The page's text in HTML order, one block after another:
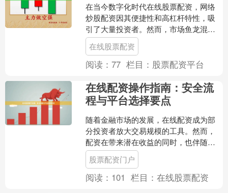
在当今数字化时代在线股票配资，网络
炒股配资因其便捷性和高杠杆特性，吸
引了大量投资者。然而，市场鱼龙混
杂，如何选择安全平台并做好风险控
制，成为每位配资者必须掌握的....
在线股票配资
阅读：77 栏目： 股票配资平台
在线配资操作指南：安全流
程与平台选择要点
随着金融市场的发展，在线配资成为部
分投资者放大交易规模的工具。然而，
配资在带来潜在收益的同时，也伴随着
显著风险。本文将为您提供一份安全的
在线配资操作指南，并重点....
股票配资门户
阅读： 101 栏目：在线股票配资